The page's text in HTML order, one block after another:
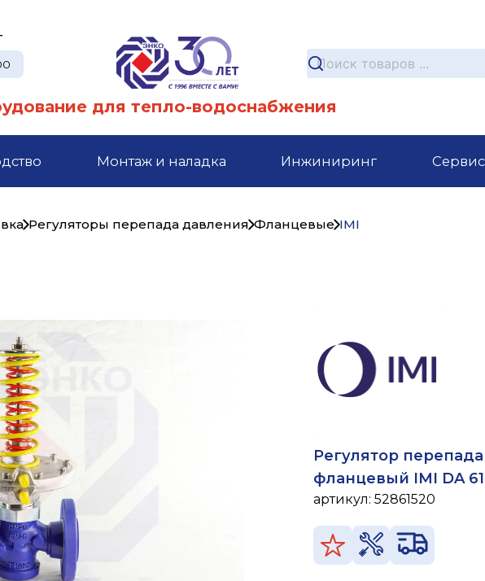
для тепло-водоснабжения
Монтаж и наладка Инжиниринг Сервис
Регуляторы перепада давления Фланцевые IMI
Регулятор
фланцевый IMI DA
артикул: 52861520